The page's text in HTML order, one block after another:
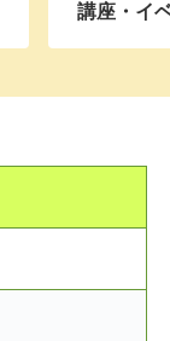
講座・イ